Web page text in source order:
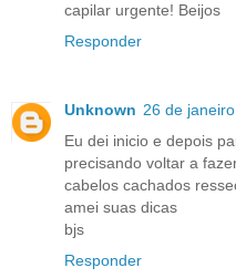
capilar urgente! Beijos
Responder
Unknown 26 de
Eu dei inicio e depois
precisando voltar a
cabelos cachados
amei suas dicas
bjs
Responder